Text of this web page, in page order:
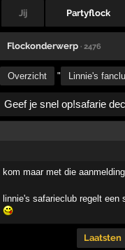
Jij Partyflock
Flockonderwerp · 2476
Overzicht " Linnie's
Geef je snel op!safarie
kom maar met die
linnie's safarieclub regelt
Laatsten